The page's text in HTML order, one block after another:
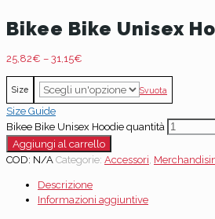
Bikee Bike Unisex
25,82€ – 31,15€
Size Svuota
Size Guide
Bikee Bike Unisex Hoodie quantità
Aggiungi al carrello
COD: N/A Categorie: Accessori,
Descrizione
Informazioni aggiuntive